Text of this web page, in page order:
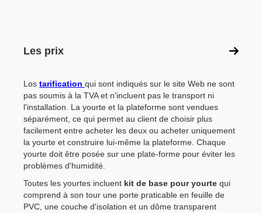
Les prix
Los tarification qui sont indiqués sur le site Web ne sont
pas soumis à la TVA et n'incluent pas le transport ni
l'installation. La yourte et la plateforme sont vendues
séparément, ce qui permet au client de choisir plus
facilement entre acheter les deux ou acheter uniquement
la yourte et construire lui-même la plateforme. Chaque
yourte doit être posée sur une plate-forme pour éviter les
problèmes d'humidité.
Toutes les yourtes incluent kit de base pour yourte qui
comprend à son tour une porte praticable en feuille de
PVC, une couche d'isolation et un dôme transparent